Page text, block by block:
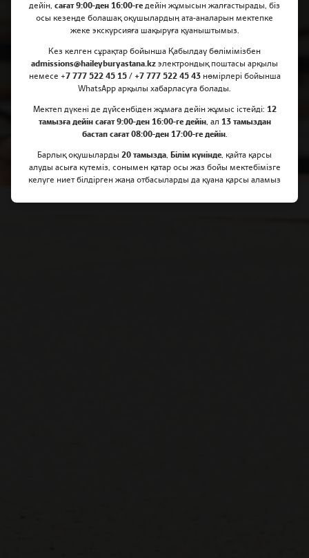
Haileybury Astana мектебінде
білім алуға берілетін
шәкіртақы туралы
дейін, сағат 9:00-ден 16:00-ге дейін жұмысын жалғастырады, біз
осы кезеңде болашақ оқушылардың ата-аналарын мектепке
жеке экскурсияға шақыруға қуаныштымыз.
Кез келген сұрақтар бойынша Қабылдау бөлімімізбен
admissions@haileyburyastana.kz электрондық поштасы арқылы
немесе +7 777 522 45 15 / +7 777 522 45 43нөмірлері бойынша
WhatsApp арқылы хабарласуға болады.
Мектеп дүкені де дүйсенбіден жұмаға дейін жұмыс істейді: 12
тамызға дейін сағат 9:00-ден 16:00-ге дейін, ал 13 тамыздан
бастап сағат 08:00-ден 17:00-ге дейін.
Барлық оқушыларды 20 тамызда, Білім күнінде, қайта қарсы
алуды асыға күтеміз, сонымен қатар осы жаз бойы мектебімізге
келуге ниет білдірген жаңа отбасыларды да қуана қарсы аламыз